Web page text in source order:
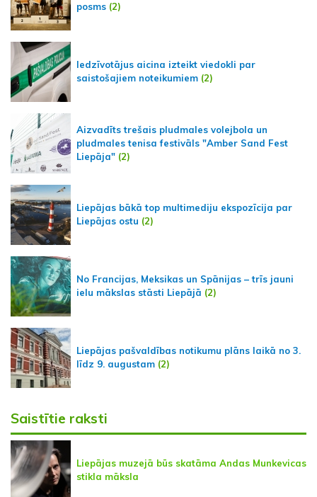
posms (2)
Iedzīvotājus aicina izteikt viedokli par
saistošajiem noteikumiem (2)
Aizvadīts trešais pludmales volejbola un
pludmales tenisa festivāls "Amber Sand Fest
Liepāja" (2)
Liepājas bākā top multimediju ekspozīcija par
Liepājas ostu (2)
No Francijas, Meksikas un Spānijas – trīs jauni
ielu mākslas stāsti Liepājā (2)
Liepājas pašvaldības notikumu plāns laikā no 3.
līdz 9. augustam (2)
Saistītie raksti
Liepājas muzejā būs skatāma Andas Munkevicas
stikla māksla